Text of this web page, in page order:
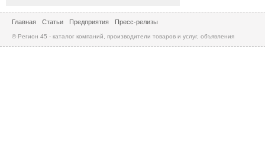
Главная Статьи Предприятия Пресс-релизы
© Регион 45 - каталог компаний, производители товаров и услуг, объявления